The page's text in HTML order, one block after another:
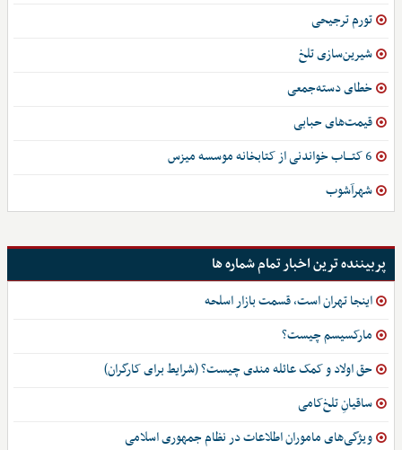
تورم ترجیحی
شیرین‌سازی تلخ
خطای دسته‌جمعی
قیمت‌های حبابی
6 کتـــاب خواندنی از کتابخانه موسسه میزس
شهرآشوب
پربیننده ترین اخبار تمام شماره ها
اینجا تهران است، قسمت بازار اسلحه
مارکسیسم چیست؟
حق اولاد و کمک عائله مندی چیست؟ (شرایط برای کارگران)
ساقیانِ تلخ‌کامی
ویژگی‌های ماموران اطلاعات در نظام جمهوری اسلامی